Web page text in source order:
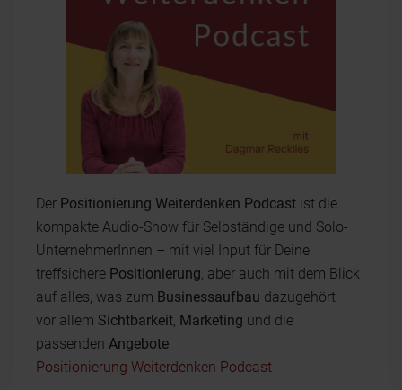
Der Positionierung Weiterdenken Podcast ist die
kompakte Audio-Show für Selbständige und Solo-
UnternehmerInnen – mit viel Input für Deine
treffsichere Positionierung, aber auch mit dem Blick
auf alles, was zum Businessaufbau dazugehört –
vor allem Sichtbarkeit, Marketing und die
passenden Angebote
Positionierung Weiterdenken Podcast